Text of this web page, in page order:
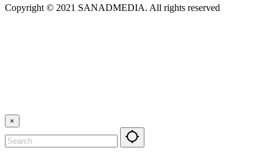
Copyright © 2021 SANADMEDIA. All rights reserved
×